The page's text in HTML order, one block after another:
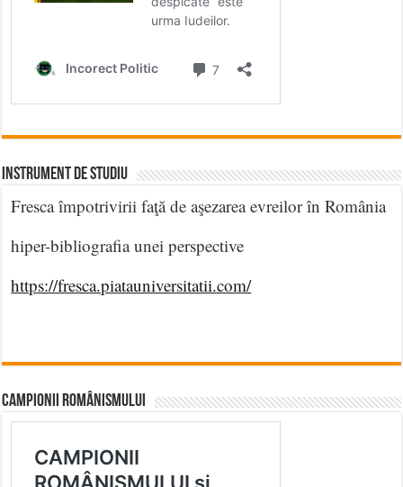
INSTRUMENT DE STUDIU
Fresca împotrivirii faţă de aşezarea evreilor în România
hiper-bibliografia unei perspective
https://fresca.piatauniversitatii.com/
CAMPIONII ROMÂNISMULUI